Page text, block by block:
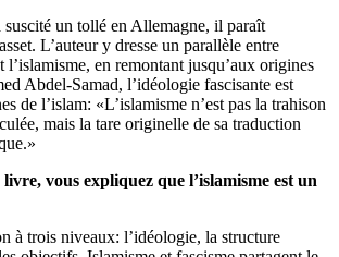
suscité un tollé en Allemagne, il paraît
L’auteur y dresse un parallèle entre
l’islamisme, en remontant jusqu’aux origines
Abdel-Samad, l’idéologie fascisante est
de l’islam: «L’islamisme n’est pas la trahison
mais la tare originelle de sa traduction
vous expliquez que l’islamisme est un
à trois niveaux: l’idéologie, la structure